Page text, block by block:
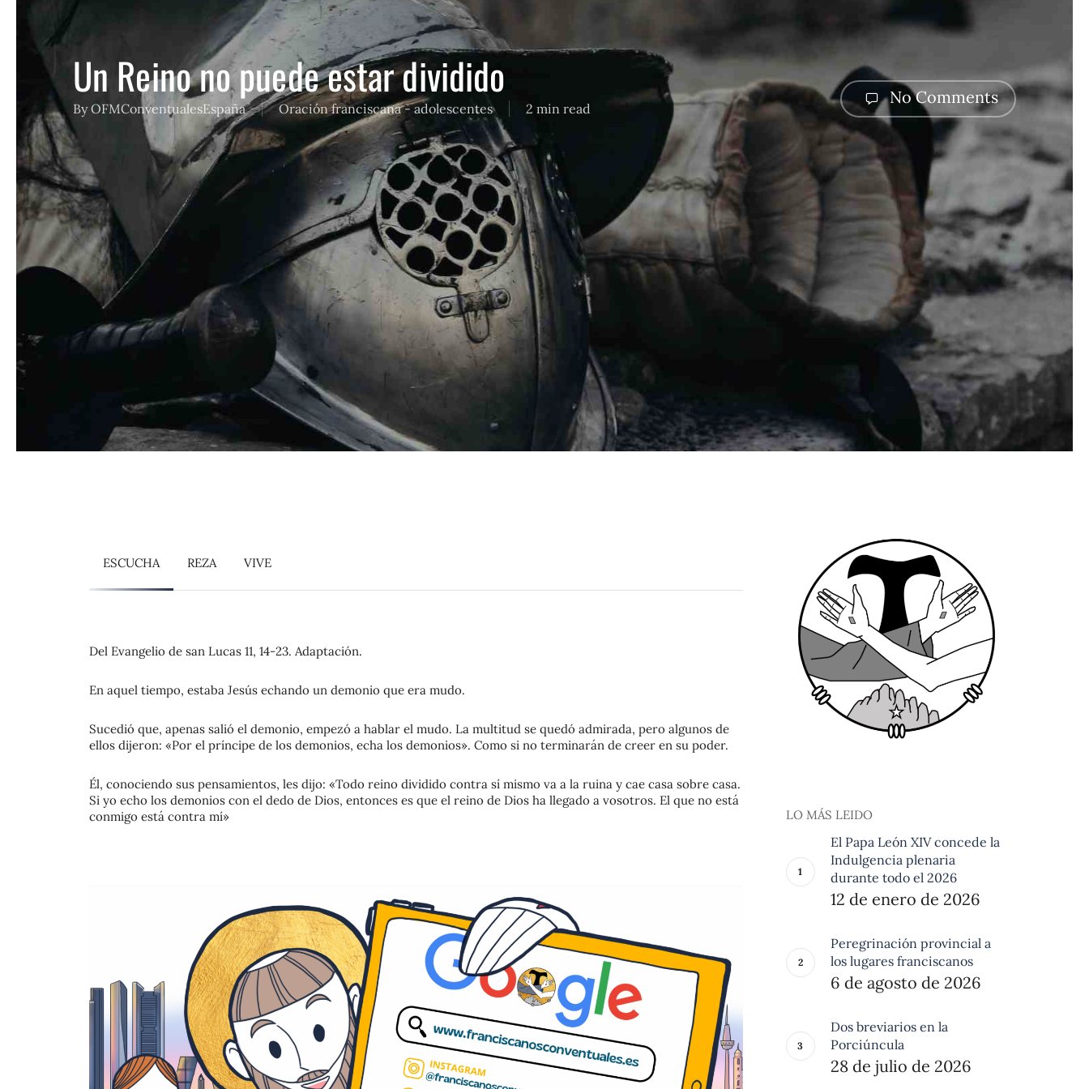
Un Reino no puede estar dividido
By OFMConventualesEspaña Oración franciscana - adolescentes 2 min read
No Comments
ESCUCHA REZA VIVE
Del Evangelio de san Lucas 11, 14-23. Adaptación.
En aquel tiempo, estaba Jesús echando un demonio que era mudo.
Sucedió que, apenas salió el demonio, empezó a hablar el mudo. La multitud se quedó admirada, pero algunos de
ellos dijeron: «Por el príncipe de los demonios, echa los demonios». Como si no terminarán de creer en su poder.
Él, conociendo sus pensamientos, les dijo: «Todo reino dividido contra sí mismo va a la ruina y cae casa sobre casa.
Si yo echo los demonios con el dedo de Dios, entonces es que el reino de Dios ha llegado a vosotros. El que no está
conmigo está contra mí»
LO MÁS LEIDO
El Papa León XIV concede la
Indulgencia plenaria
durante todo el 2026
12 de enero de 2026
Peregrinación provincial a
los lugares franciscanos
6 de agosto de 2026
Dos breviarios en la
Porciúncula
28 de julio de 2026